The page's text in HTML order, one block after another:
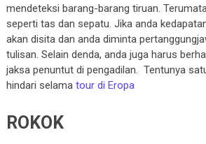
mendeteksi barang-barang tiruan.
seperti tas dan sepatu. Jika anda
akan disita dan anda diminta
tulisan. Selain denda, anda juga harus
jaksa penuntut di pengadilan. Tentunya
hindari selama tour di Eropa
ROKOK